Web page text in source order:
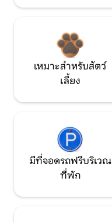
เหมาะสำหรับสัตว์
เลี้ยง
มีที่จอดรถฟรีบริเวณ
ที่พัก